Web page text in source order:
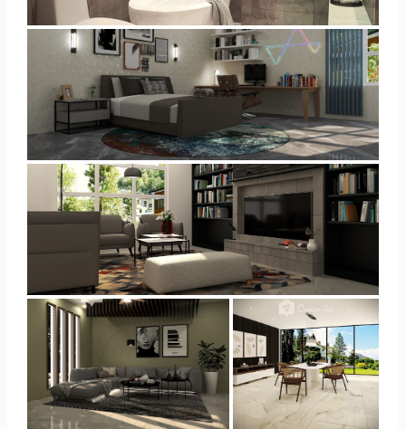
YUSMAN_BATHROOM
YUSMAN_BEDROOM
YUSMAN_LIVING
YUSMAN_LIVING YUSMAN_DINING